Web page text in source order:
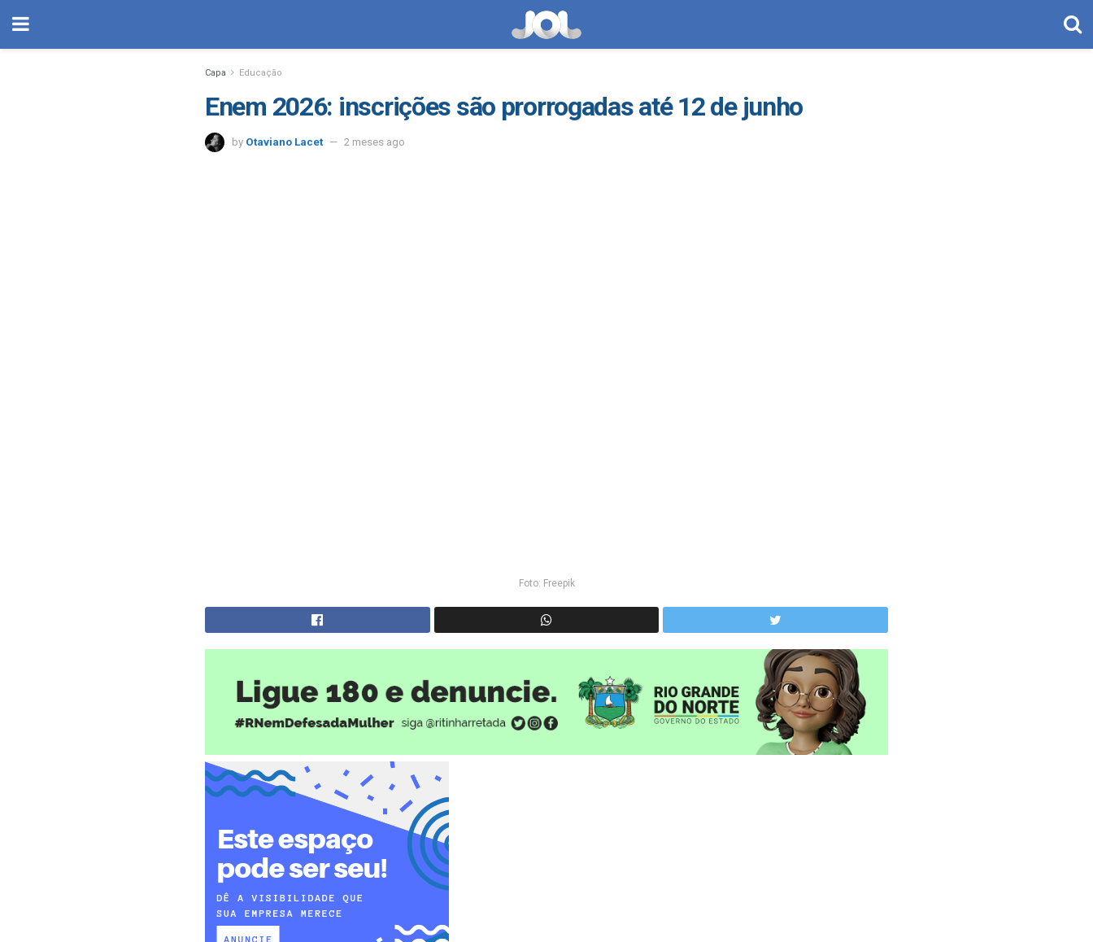
Capa Educação
Enem 2026: inscrições são prorrogadas até 12 de junho
by Otaviano Lacet 2 meses ago
Foto: Freepik